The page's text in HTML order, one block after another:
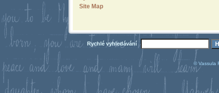
Site Map
Rychlé vyhledávání
© Vassula